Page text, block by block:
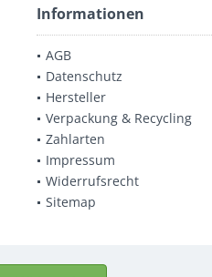
Informationen
AGB
Datenschutz
Hersteller
Verpackung & Recycling
Zahlarten
Impressum
Widerrufsrecht
Sitemap